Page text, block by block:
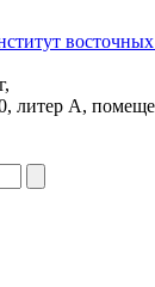
литер А,